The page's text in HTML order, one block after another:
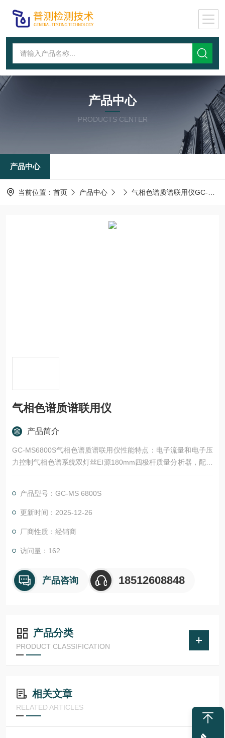
产品中心
PRODUCTS CENTER
产品中心
当前位置： 首页 产品中心 气相色谱质谱联用仪GC-Ms
气相色谱质谱联用仪
产品简介
GC-MS6800S气相色谱质谱联用仪性能特点：电子流量和电子压
力控制气相色谱系统双灯丝EI源180mm四极杆质量分析器，配预
四极RF电源数字补偿技术，质量范围内的灵敏度与分辨率
产品型号：GC-MS 6800S
更新时间：2025-12-26
厂商性质：经销商
访问量：162
产品咨询 18512608848
产品分类
PRODUCT CLASSIFICATION
相关文章
RELATED ARTICLES